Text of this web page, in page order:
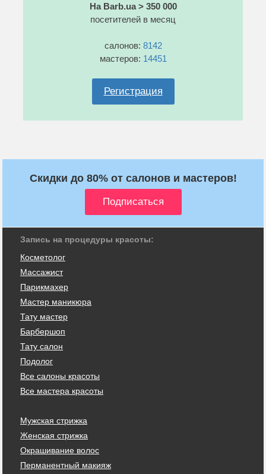
На Barb.ua > 350 000
посетителей в месяц
салонов: 8142
мастеров: 14451
Регистрация
Скидки до 80% от салонов и мастеров!
Запись на процедуры красоты:
Косметолог
Массажист
Парикмахер
Мастер маникюра
Тату мастер
Барбершоп
Тату салон
Подолог
Все салоны красоты
Все мастера красоты
Мужская стрижка
Женская стрижка
Окрашивание волос
Перманентный макияж